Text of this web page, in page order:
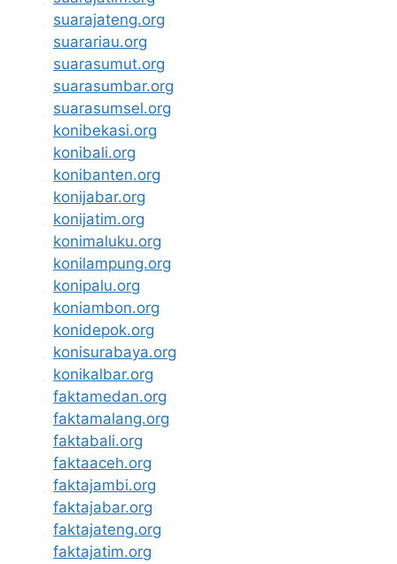
suarajateng.org
suarariau.org
suarasumut.org
suarasumbar.org
suarasumsel.org
konibekasi.org
konibali.org
konibanten.org
konijabar.org
konijatim.org
konimaluku.org
konilampung.org
konipalu.org
koniambon.org
konidepok.org
konisurabaya.org
konikalbar.org
faktamedan.org
faktamalang.org
faktabali.org
faktaaceh.org
faktajambi.org
faktajabar.org
faktajateng.org
faktajatim.org